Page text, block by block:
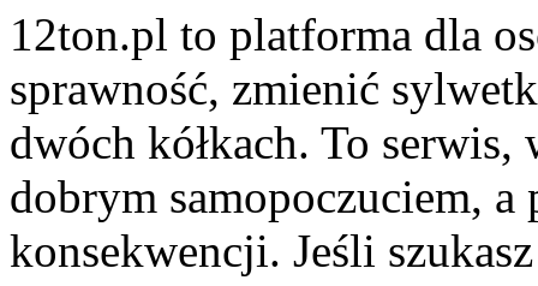
12ton.pl to platforma dla
sprawność, zmienić
dwóch kółkach. To
dobrym samopoczuciem, a
konsekwencji. Jeśli